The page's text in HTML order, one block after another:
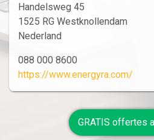
Handelsweg 45
1525 RG Westknollendam
Nederland
088 000 8600
https://www.energyra.com/
GRATIS offertes